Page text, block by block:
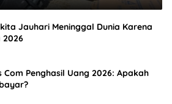
Jauhari Meninggal Dunia Karena
2026
Com Penghasil Uang 2026: Apakah